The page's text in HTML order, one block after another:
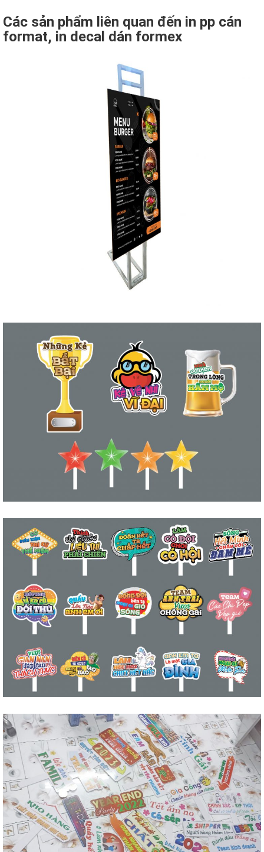
Các sản phẩm liên quan đến in pp cán
format, in decal dán formex